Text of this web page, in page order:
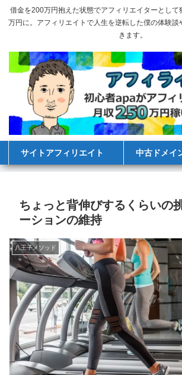
借金を200万円抱えた状態でアフィリエイターとし
万円に。アフィリエイトで人生を逆転した僕の体験談
きます。
サイトアフィリエイト 中古ドメイ
ちょっと背伸びするくらいの
ーションの維持
八王子メソッド